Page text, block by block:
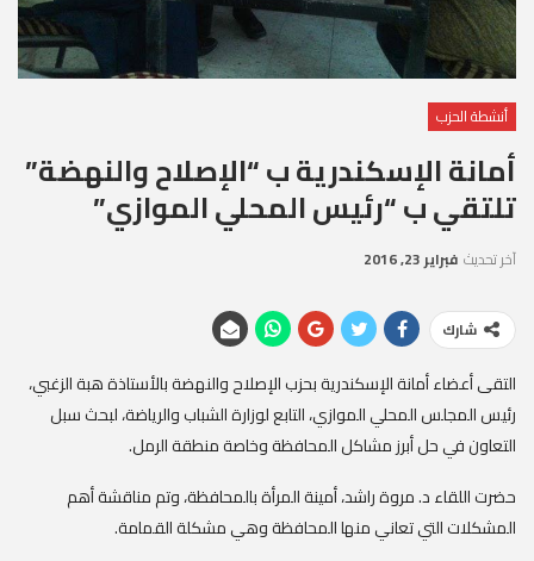
أنشطة الحزب
أمانة الإسكندرية ب “الإصلاح والنهضة”
تلتقي ب “رئيس المحلي الموازي”
آخر تحديث فبراير 23, 2016
شارك
التقى أعضاء أمانة الإسكندرية بحزب الإصلاح والنهضة بالأستاذة هبة الزغبي،
رئيس المجلس المحلي الموازي، التابع لوزارة الشباب والرياضة، لبحث سبل
التعاون في حل أبرز مشاكل المحافظة وخاصة منطقة الرمل.
حضرت اللقاء د. مروة راشد، أمينة المرأة بالمحافظة، وتم مناقشة أهم
المشكلات التي تعاني منها المحافظة وهي مشكلة القمامة.